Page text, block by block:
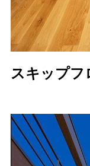
スキップフ